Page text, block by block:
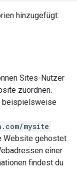
hinzugefügt:
Sites-Nutzer
zuordnen.
beispielsweise
mysite
Website gehostet
einer
findest du